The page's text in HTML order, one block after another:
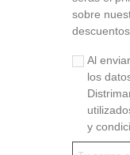
sobre
Al
los
y